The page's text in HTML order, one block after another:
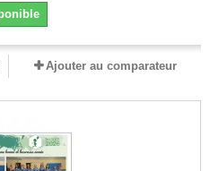
Ajouter au comparateur